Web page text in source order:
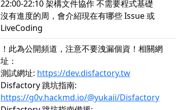
22:00-22:10 架構文件協作 不需要程式基礎
沒有進度的周，會介紹現在有哪些 Issue 或
LiveCoding
！此為公開頻道，注意不要洩漏個資！相關網
址：
測試網址: https://dev.disfactory.tw
Disfactory 跳坑指南:
https://g0v.hackmd.io/@yukaii/Disfactory